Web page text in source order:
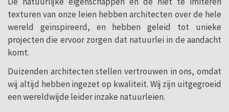
eigenschappen overal ter wereld gebruikt
in projecten, en kan aan alle
architectonische stijlen worden
aangepast. Het zorgt altijd voor een zeer
op prijs gestelde toegevoegde waarde..
texturen van onze leien hebben architecten over de hele
wereld geïnspireerd, en hebben geleid tot unieke
projecten die ervoor zorgen dat natuurlei in de aandacht
komt.
Duizenden architecten stellen vertrouwen in ons, omdat
wij altijd hebben ingezet op kwaliteit. Wij zijn uitgegroeid
een wereldwijde leider inzake natuurleien.